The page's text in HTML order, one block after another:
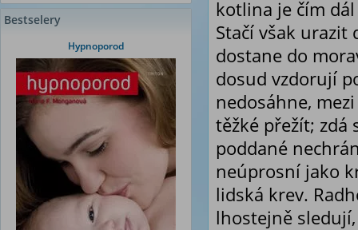
Bestselery
Hypnoporod
kotlina je čím
Stačí však urazit
dostane do
dosud vzdorují
nedosáhne,
těžké přežít; zdá
poddané
neúprosní jako
lidská krev.
lhostejně